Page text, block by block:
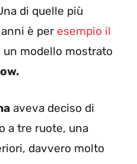
di quelle più
è per esempio il
un modello mostrato
aveva deciso di
a tre ruote, una
davvero molto